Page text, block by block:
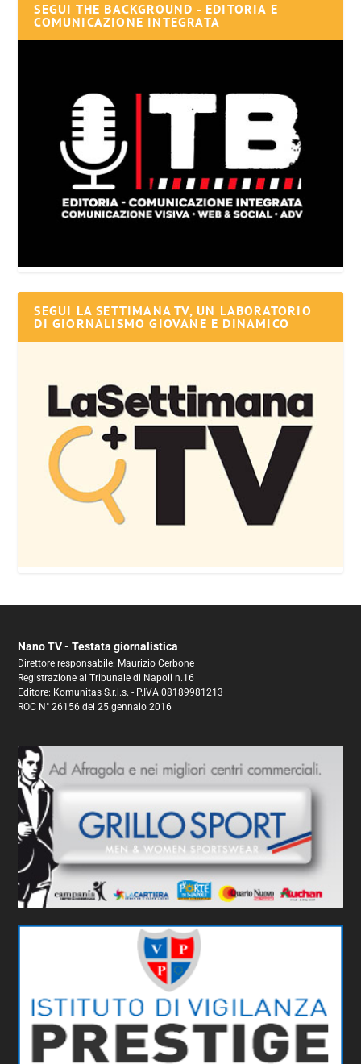
SEGUI THE BACKGROUND - EDITORIA E
COMUNICAZIONE INTEGRATA
SEGUI LA SETTIMANA TV, UN LABORATORIO
DI GIORNALISMO GIOVANE E DINAMICO
Nano TV - Testata giornalistica
Direttore responsabile: Maurizio Cerbone
Registrazione al Tribunale di Napoli n.16
Editore: Komunitas S.r.l.s. - P.IVA 08189981213
ROC N° 26156 del 25 gennaio 2016